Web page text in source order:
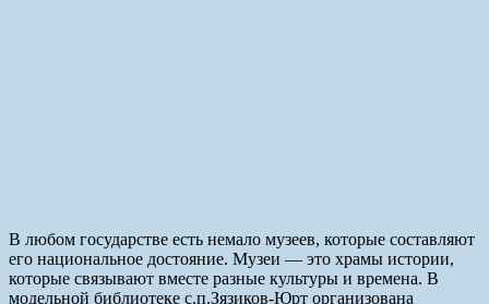
В любом государстве есть немало музеев, которые составляют
его национальное достояние. Музеи — это храмы истории,
которые связывают вместе разные культуры и времена. В
модельной библиотеке с.п.Зязиков-Юрт организована